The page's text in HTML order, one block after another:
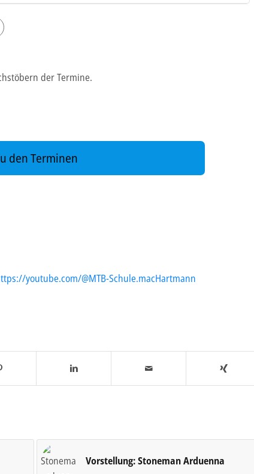
der Termine.
den Terminen
youtube.com/@MTB-Schule.macHartmann
Vorstellung: Stoneman Arduenna